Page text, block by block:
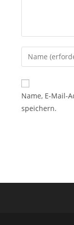
Gib
deinen
Namen
oder
zum
Name, E-Mail-
speichern.